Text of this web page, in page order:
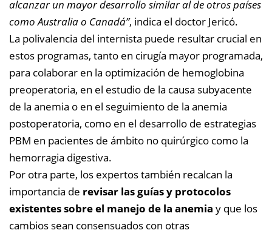
alcanzar un mayor desarrollo similar al de otros países
como Australia o Canadá”, indica el doctor Jericó.
La polivalencia del internista puede resultar crucial en
estos programas, tanto en cirugía mayor programada,
para colaborar en la optimización de hemoglobina
preoperatoria, en el estudio de la causa subyacente
de la anemia o en el seguimiento de la anemia
postoperatoria, como en el desarrollo de estrategias
PBM en pacientes de ámbito no quirúrgico como la
hemorragia digestiva.
Por otra parte, los expertos también recalcan la
importancia de revisar las guías y protocolos
existentes sobre el manejo de la anemia y que los
cambios sean consensuados con otras